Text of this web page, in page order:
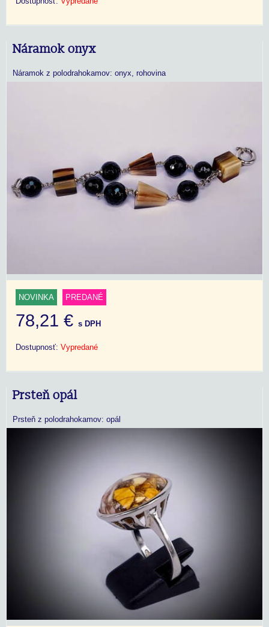
Náramok onyx
Náramok z polodrahokamov: onyx, rohovina
NOVINKA PREDANÉ
78,21 € s DPH
Dostupnosť: Vypredané
Prsteň opál
Prsteň z polodrahokamov: opál